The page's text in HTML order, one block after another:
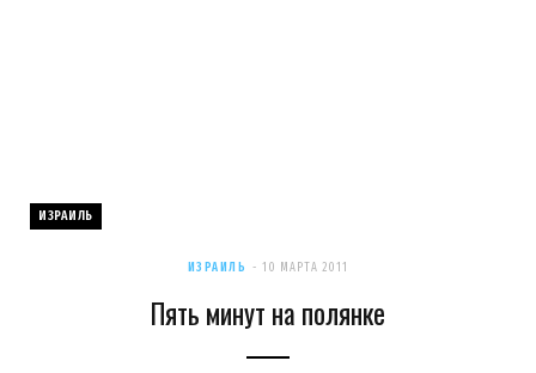
ИЗРАИЛЬ
ИЗРАИЛЬ 10 МАРТА 2011
Пять минут на полянке